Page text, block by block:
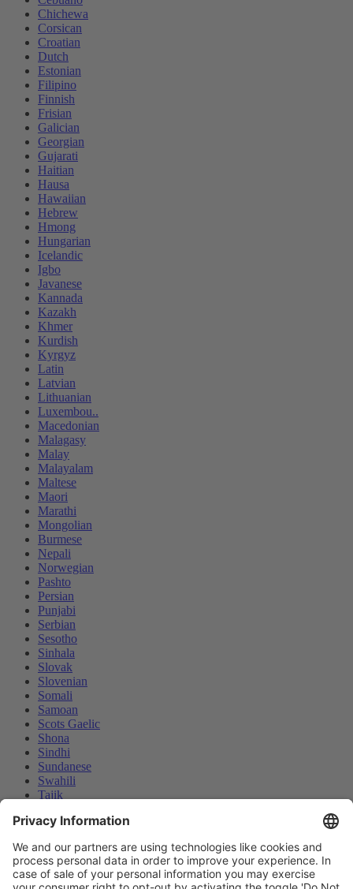
Chichewa
Corsican
Croatian
Dutch
Estonian
Filipino
Finnish
Frisian
Galician
Georgian
Gujarati
Haitian
Hausa
Hawaiian
Hebrew
Hmong
Hungarian
Icelandic
Igbo
Javanese
Kannada
Kazakh
Khmer
Kurdish
Kyrgyz
Latin
Latvian
Lithuanian
Luxembou..
Macedonian
Malagasy
Malay
Malayalam
Maltese
Maori
Marathi
Mongolian
Burmese
Nepali
Norwegian
Pashto
Persian
Punjabi
Serbian
Sesotho
Sinhala
Slovak
Slovenian
Somali
Samoan
Scots Gaelic
Shona
Sindhi
Sundanese
Swahili
Tajik
Telugu
Ukrainian
Urdu
Uzbek
We use cookies and similar technologies on our website to
enhance your experience and personalize content and ads. By